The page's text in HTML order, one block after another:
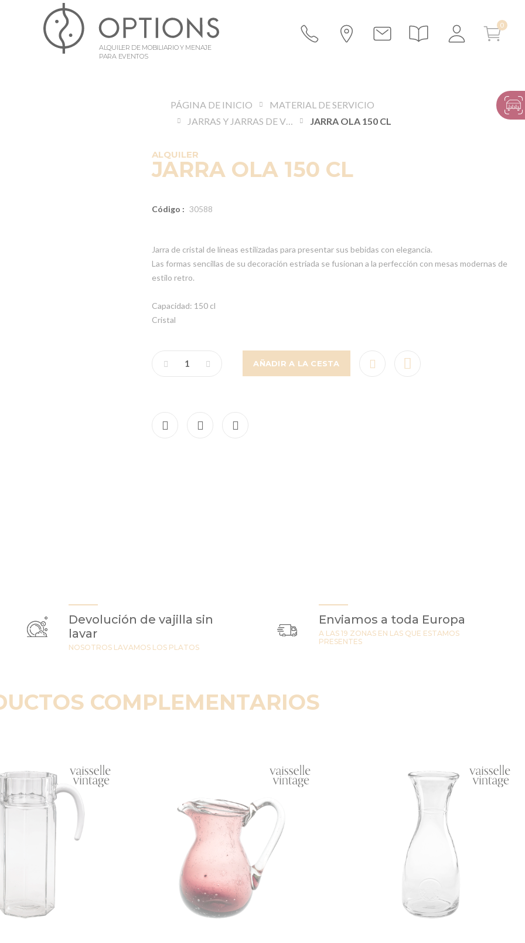
ALQUILER DE MOBILIARIO Y MENAJE
PARA EVENTOS
PÁGINA DE INICIO
MATERIAL DE SERVICIO
JARRAS Y JARRAS DE VINO
JARRA OLA 150 CL
ALQUILER
JARRA OLA 150 CL
Código : 30588
Jarra de cristal de líneas estilizadas para presentar sus bebidas con elegancia.
Las formas sencillas de su decoración estriada se fusionan a la perfección con mesas modernas de
estilo retro.
Capacidad: 150 cl
Cristal
AÑADIR A LA CESTA
Devolución de vajilla sin
lavar
NOSOTROS LAVAMOS LOS PLATOS
Enviamos a toda Europa
A LAS 19 ZONAS EN LAS QUE ESTAMOS
PRESENTES
COMPLEMENTARIOS